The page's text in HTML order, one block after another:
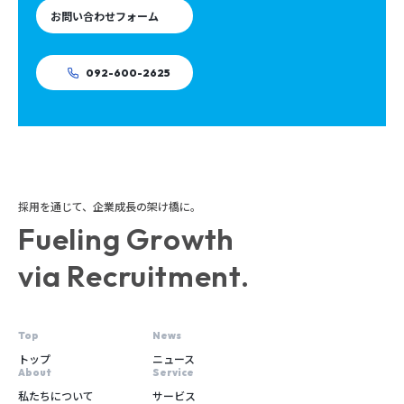
お問い合わせフォーム
092-600-2625
採用を通じて、企業成長の架け橋に。
Fueling Growth
via Recruitment.
トップ ニュース
私たちについて サービス